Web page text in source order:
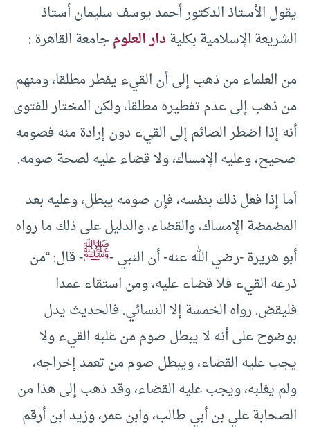
يقول الأستاذ الدكتور أحمد يوسف سليمان أستاذ
الشريعة الإسلامية بكليةدار العلومجامعة القاهرة :
من العلماء من ذهب إلى أن القيء يفطر مطلقا، ومنهم
من ذهب إلى عدم تفطيره مطلقا، ولكن المختار للفتوى
أنه إذا اضطر الصائم إلى القيء دون إرادة منه فصومه
صحيح، وعليه الإمساك، ولا قضاء عليه لصحة صومه.
أما إذا فعل ذلك بنفسه، فإن صومه يبطل، وعليه بعد
المضمضة الإمساك، والقضاء، والدليل على ذلك ما رواه
أبو هريرة -رضي الله عنه- أن النبي -ﷺ- قال: “من
ذرعه القيء فلا قضاء عليه، ومن استقاء عمدا
فليقض. رواه الخمسة إلا النسائي. فالحديث يدل
بوضوح على أنه لا يبطل صوم من غلبه القيء ولا
يجب عليه القضاء، ويبطل صوم من تعمد إخراجه،
ولم يغلبه، ويجب عليه القضاء، وقد ذهب إلى هذا من
الصحابة علي بن أبي طالب، وابن عمر، وزيد ابن أرقم